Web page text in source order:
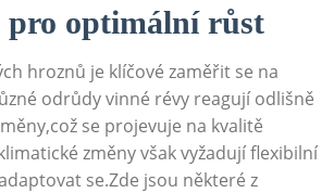
pro optimální⁣ růst
⁢hroznů je klíčové zaměřit se na
odrůdy ‍vinné révy ​reagují odlišně
se⁢ projevuje ⁣na kvalitě
změny však‌ vyžadují‌ flexibilní
se.Zde ⁢jsou ‌některé z